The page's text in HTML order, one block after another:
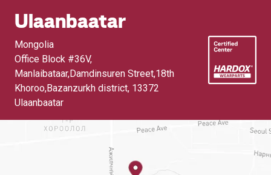
Ulaanbaatar
Mongolia
Office Block #36V,
Manlaibataar,Damdinsuren Street,18th
Khoroo,Bazanzurkh district, 13372
Ulaanbaatar